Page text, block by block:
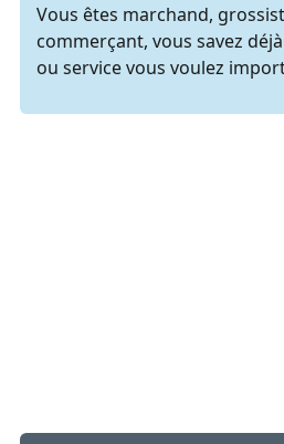
Vous êtes marchand,
commerçant, vous savez
ou service vous voulez